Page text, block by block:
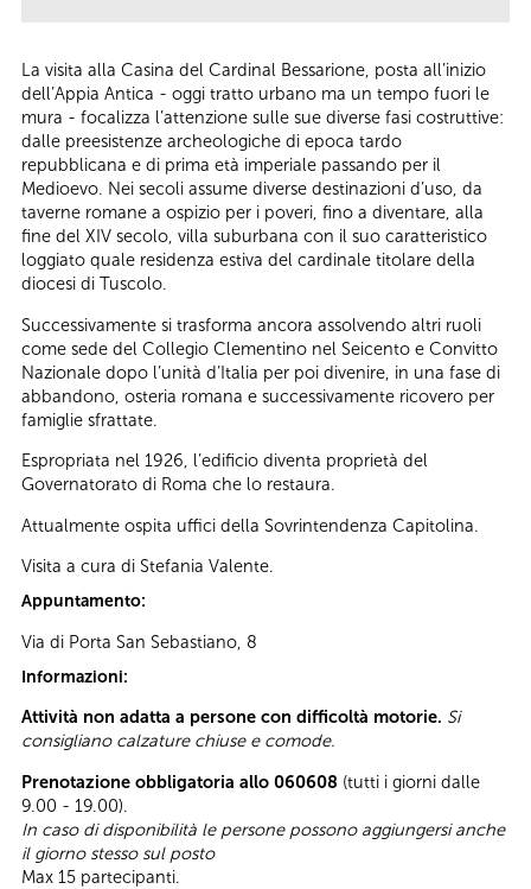
La visita alla Casina del Cardinal Bessarione, posta all’inizio
dell’Appia Antica - oggi tratto urbano ma un tempo fuori le
mura - focalizza l’attenzione sulle sue diverse fasi costruttive:
dalle preesistenze archeologiche di epoca tardo
repubblicana e di prima età imperiale passando per il
Medioevo. Nei secoli assume diverse destinazioni d’uso, da
taverne romane a ospizio per i poveri, fino a diventare, alla
fine del XIV secolo, villa suburbana con il suo caratteristico
loggiato quale residenza estiva del cardinale titolare della
diocesi di Tuscolo.
Successivamente si trasforma ancora assolvendo altri ruoli
come sede del Collegio Clementino nel Seicento e Convitto
Nazionale dopo l’unità d’Italia per poi divenire, in una fase di
abbandono, osteria romana e successivamente ricovero per
famiglie sfrattate.
Espropriata nel 1926, l’edificio diventa proprietà del
Governatorato di Roma che lo restaura.
Attualmente ospita uffici della Sovrintendenza Capitolina.
Visita a cura di Stefania Valente.
Appuntamento:
Via di Porta San Sebastiano, 8
Informazioni:
Attività non adatta a persone con difficoltà motorie. Si
consigliano calzature chiuse e comode.
Prenotazione obbligatoria allo 060608 (tutti i giorni dalle
9.00 - 19.00).
In caso di disponibilità le persone possono aggiungersi anche
il giorno stesso sul posto
Max 15 partecipanti.